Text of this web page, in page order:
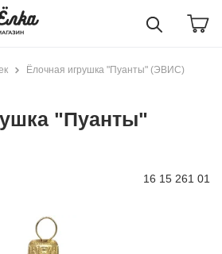
Ёлочная игрушка "Пуанты" (ЭВИС)
"Пуанты"
16 15 261 01